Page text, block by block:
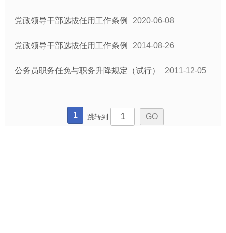
党政领导干部选拔任用工作条例 2020-06-08
党政领导干部选拔任用工作条例 2014-08-26
公务员职务任免与职务升降规定（试行） 2011-12-05
1 跳转到